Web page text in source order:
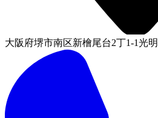
大阪府堺市南区新檜尾台2丁1-1光